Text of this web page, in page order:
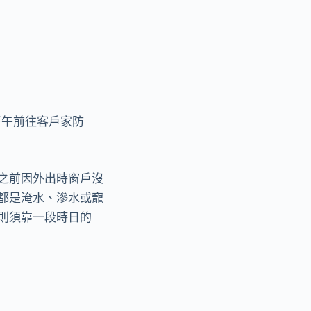
前往客戶家防
前因外出時窗戶沒
是淹水、滲水或寵
須靠一段時日的